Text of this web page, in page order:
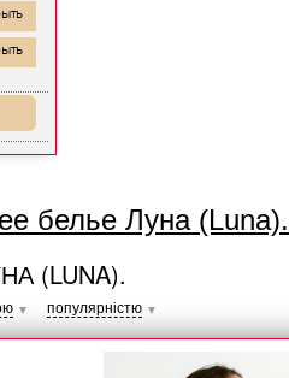
белье Луна (Luna).
(LUNA).
▼ популярністю ▼